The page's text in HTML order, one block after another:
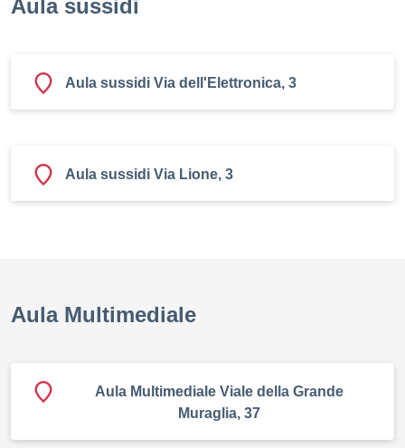
Aula sussidi
Aula sussidi Via dell'Elettronica, 3
Aula sussidi Via Lione, 3
Aula Multimediale
Aula Multimediale Viale della Grande
Muraglia, 37